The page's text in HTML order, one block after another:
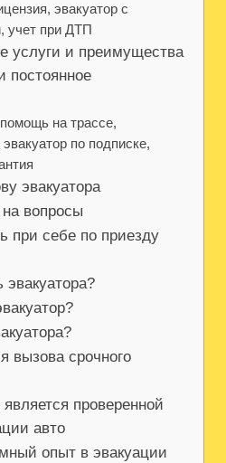
эвакуатор с
учет при ДТП
услуги и преимущества
постоянное
на трассе,
по подписке,
эвакуатора
вопросы
при себе по приезду
эвакуатора?
вызова срочного
проверенной
авто
опыт в эвакуации